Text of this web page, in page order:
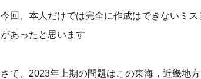
今回、本人だけでは完全に作成はできないミ
があったと思います
さて、2023年上期の問題はこの東海，近畿地